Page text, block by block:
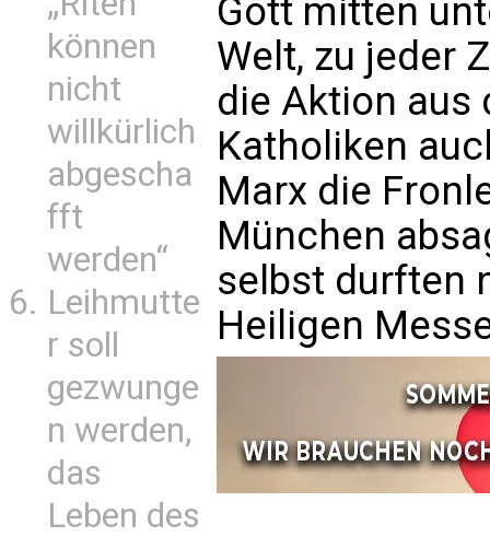
können
nicht
willkürlich
abgescha
fft
werden“
Leihmutte
r soll
gezwunge
n werden,
das
Leben des
Gott mitten
Welt, zu jeder
die Aktion aus
Katholiken
Marx die
München
selbst durften
Heiligen